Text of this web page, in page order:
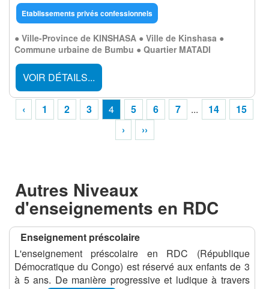
Etablissements privés confessionnels
● Ville-Province de KINSHASA ● Ville de Kinshasa ●
Commune urbaine de Bumbu ● Quartier MATADI
VOIR DÉTAILS...
‹ 1 2 3 4 5 6 7 ... 14
15
›
››
Autres Niveaux
d'enseignements en RDC
Enseignement préscolaire
L'enseignement préscolaire en RDC (République
Démocratique du Congo) est réservé aux enfants de 3
à 5 ans. De manière progressive et ludique à travers